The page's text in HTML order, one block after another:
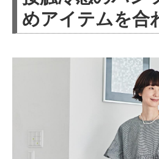
めアイテムを合